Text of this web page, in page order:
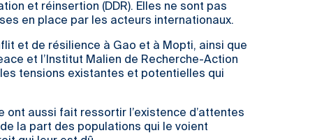
et réinsertion (DDR). Elles ne sont pas
en place par les acteurs internationaux.
et de résilience à Gao et à Mopti, ainsi que
et l’Institut Malien de Recherche-Action
les tensions existantes et potentielles qui
ont aussi fait ressortir l’existence d’attentes
la part des populations qui le voient